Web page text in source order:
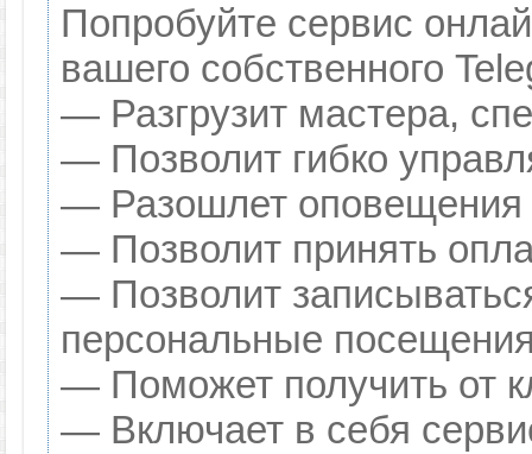
Попробуйте сервис
вашего собственного
— Разгрузит мастера,
— Позволит гибко
— Разошлет оповещения
— Позволит принять
— Позволит
персональные
— Поможет получить от
— Включает в себя